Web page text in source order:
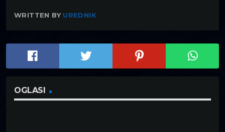
WRITTEN BY UREDNIK
OGLASI